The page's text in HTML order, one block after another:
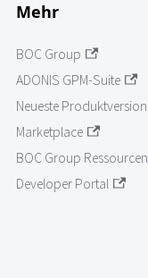
Mehr
BOC Group
ADONIS GPM-Suite
Neueste Produktversion
Marketplace
BOC Group Ressourcen
Developer Portal